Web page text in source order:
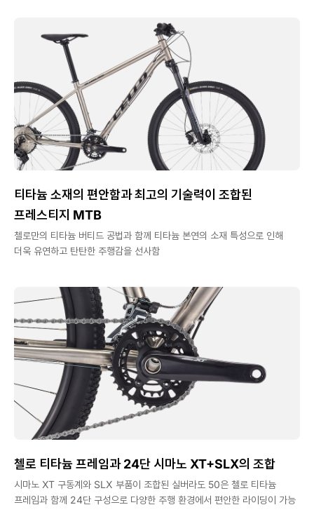
티타늄 소재의 편안함과 최고의 기술력이 조합된
프레스티지 MTB
첼로만의 티타늄 버티드 공법과 함께 티타늄 본연의 소재 특성으로 인해
더욱 유연하고 탄탄한 주행감을 선사함
첼로 티타늄 프레임과 24단 시마노 XT+SLX의 조합
시마노 XT 구동계와 SLX 부품이 조합된 실버라도 50은 첼로 티타늄
프레임과 함께 24단 구성으로 다양한 주행 환경에서 편안한 라이딩이 가능